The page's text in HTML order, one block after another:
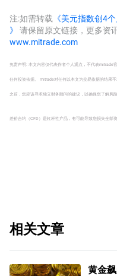
注:如需转载 《美元指数创4
》 请保留原文链接，更多资
www.mitrade.com
免责声明: 本文内容仅代表作者个人观点，不代表mitrade
任何投资依据。 mitrade对任何以本文为交易依据的结果
之前，您应该寻求独立财务顾问的建议，以确保您了解风险
差价合约（CFD）是杠杆性产品，有可能导致您损失全部
相关文章
黄金